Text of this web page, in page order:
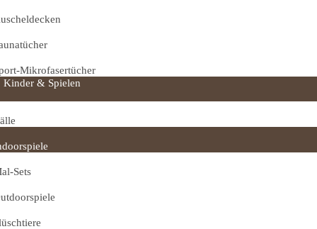
Mikrofasertücher
Kinder & Spielen
Sets